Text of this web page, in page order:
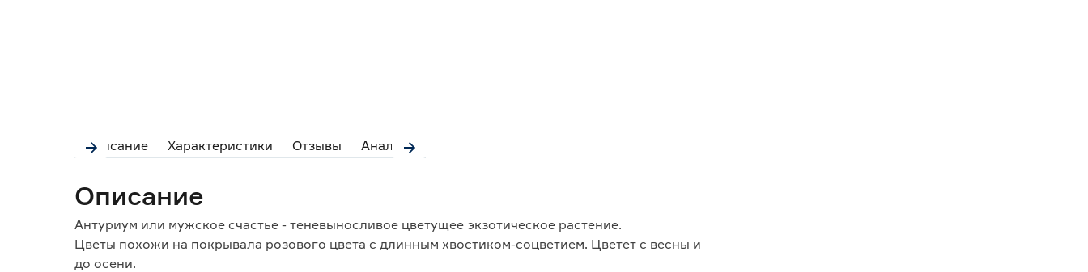
Описание Характеристики Отзывы Аналоги
Описание
Антуриум или мужское счастье - теневыносливое цветущее экзотическое растение.
Цветы похожи на покрывала розового цвета с длинным хвостиком-соцветием. Цветет с весны и
до осени.